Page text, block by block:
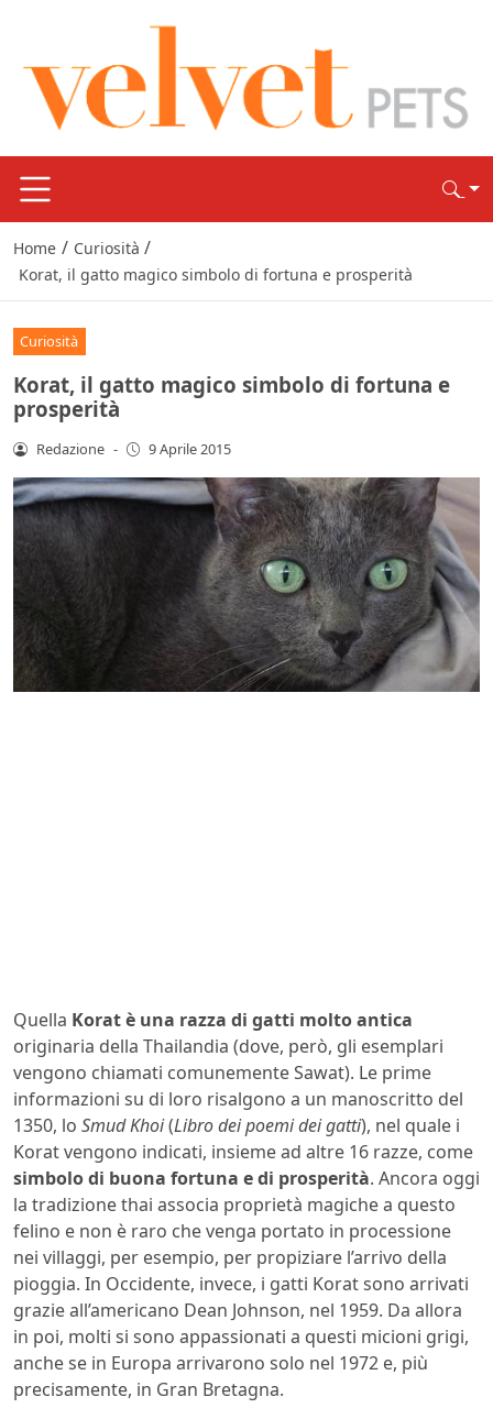
Home / Curiosità /
Korat, il gatto magico simbolo di fortuna e prosperità
Curiosità
Korat, il gatto magico simbolo di fortuna e
prosperità
Redazione - 9 Aprile 2015
Quella Korat è una razza di gatti molto antica
originaria della Thailandia (dove, però, gli esemplari
vengono chiamati comunemente Sawat). Le prime
informazioni su di loro risalgono a un manoscritto del
1350, lo Smud Khoi(Libro dei poemi dei gatti), nel quale i
Korat vengono indicati, insieme ad altre 16 razze, come
simbolo di buona fortuna e di prosperità. Ancora oggi
la tradizione thai associa proprietà magiche a questo
felino e non è raro che venga portato in processione
nei villaggi, per esempio, per propiziare l’arrivo della
pioggia. In Occidente, invece, i gatti Korat sono arrivati
grazie all’americano Dean Johnson, nel 1959. Da allora
in poi, molti si sono appassionati a questi micioni grigi,
anche se in Europa arrivarono solo nel 1972 e, più
precisamente, in Gran Bretagna.